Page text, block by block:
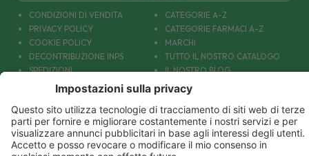
CONDIZIONI DI VENDITA
PRIVACY POLICY
COOKIE POLICY
DECONTRIBUZIONE INPS
SPEDIZIONI
PAGAMENTI
COUPON E OFFERTE
PATOLOGIE: CAUSE E RIMEDI
CATEGORIE A-Z
CATEGORIE FARMACI A-Z
MARCHI
TUTTO IL NOSTRO CATALOGO
IL NOSTRO BLOG
CONTATTACI
DIVENTIAMO AMICI!